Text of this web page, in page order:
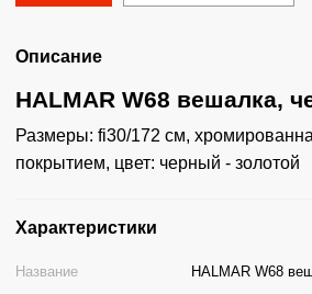
Описание
HALMAR W68 вешалка,
Размеры: fi30/172 см,
покрытием, цвет: черный - золотой
Характеристики
Название
HALMAR W68